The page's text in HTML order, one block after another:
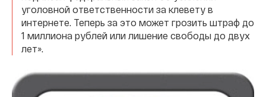
уголовной ответственности за клевету в
интернете. Теперь за это может грозить штраф до
1 миллиона рублей или лишение свободы до двух
лет».